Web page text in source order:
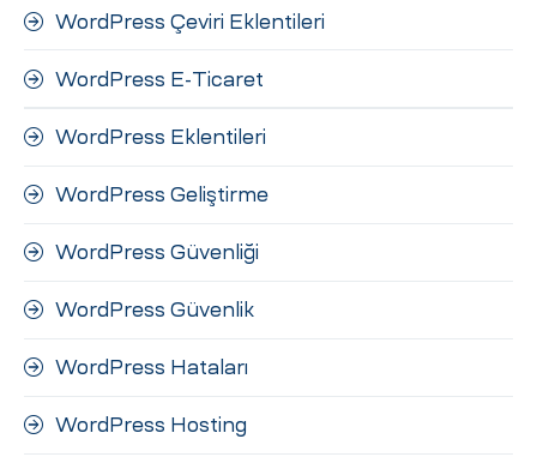
WordPress Çeviri Eklentileri
WordPress E-Ticaret
WordPress Eklentileri
WordPress Geliştirme
WordPress Güvenliği
WordPress Güvenlik
WordPress Hataları
WordPress Hosting